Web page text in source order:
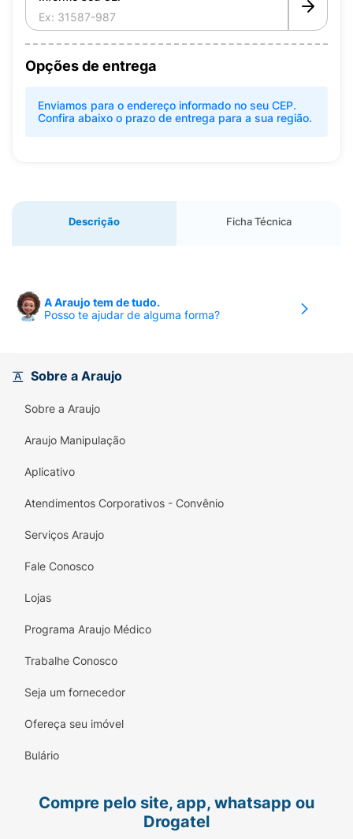
Opções de entrega
Enviamos para o endereço informado no seu CEP.
Confira abaixo o prazo de entrega para a sua região.
Descrição Ficha Técnica
A Araujo tem de tudo.
Posso te ajudar de alguma forma?
Sobre a Araujo
Sobre a Araujo
Araujo Manipulação
Aplicativo
Atendimentos Corporativos - Convênio
Serviços Araujo
Fale Conosco
Lojas
Programa Araujo Médico
Trabalhe Conosco
Seja um fornecedor
Ofereça seu imóvel
Bulário
Compre pelo site, app, whatsapp ou
Drogatel